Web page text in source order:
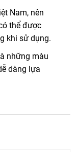
Nam, nên
thể được
khi sử dụng.
những màu
dàng lựa